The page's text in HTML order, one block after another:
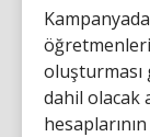
oluşturması
dahil olacak